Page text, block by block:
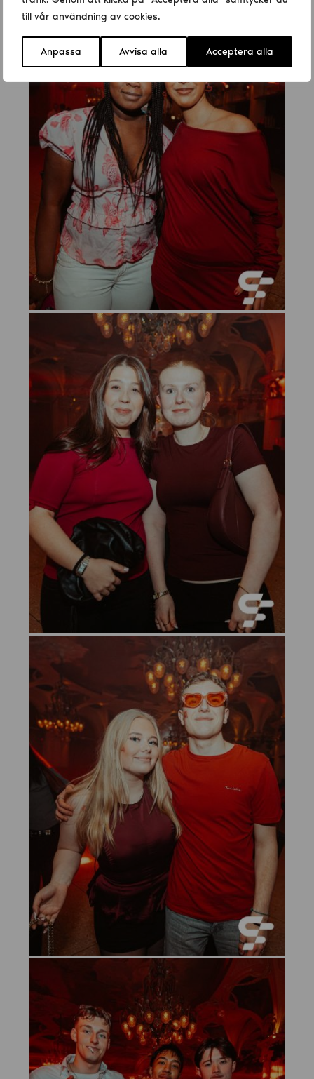
till vår användning av cookies.
Anpassa Avvisa alla Acceptera alla